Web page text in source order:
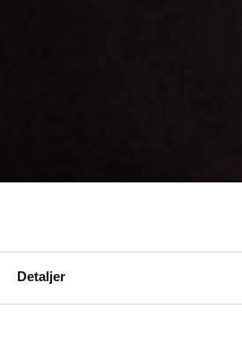
Detaljer